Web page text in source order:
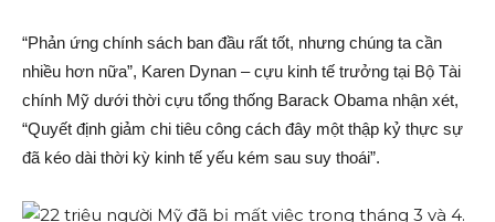
“Phản ứng chính sách ban đầu rất tốt, nhưng chúng ta cần
nhiều hơn nữa”, Karen Dynan – cựu kinh tế trưởng tại Bộ Tài
chính Mỹ dưới thời cựu tổng thống Barack Obama nhận xét,
“Quyết định giảm chi tiêu công cách đây một thập kỷ thực sự
đã kéo dài thời kỳ kinh tế yếu kém sau suy thoái”.